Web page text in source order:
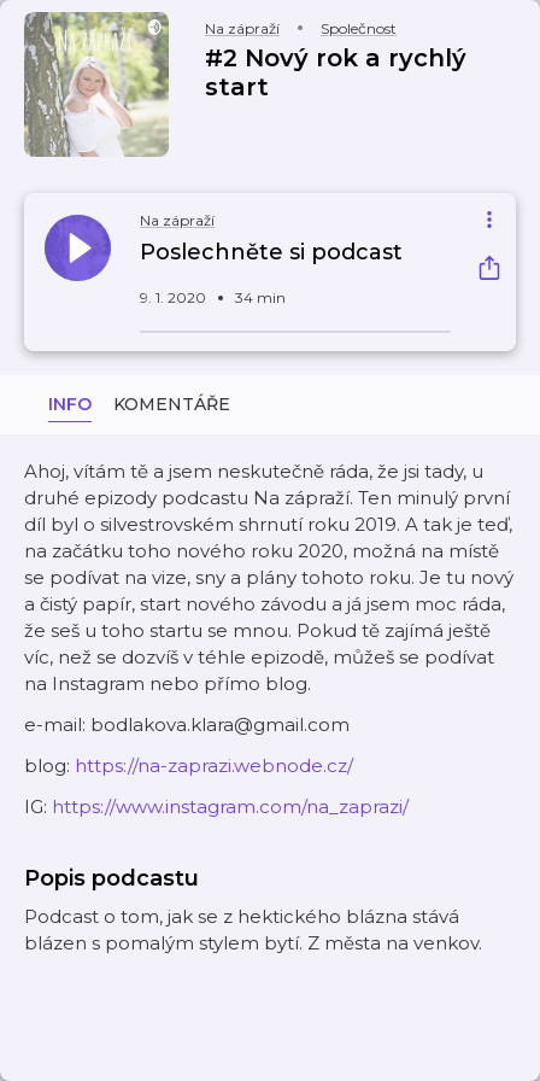
Na zápraží Společnost
#2 Nový rok a rychlý
start
Na zápraží
Poslechněte si podcast
9. 1. 2020 34 min
INFO KOMENTÁŘE
Ahoj, vítám tě a jsem neskutečně ráda, že jsi tady, u
druhé epizody podcastu Na zápraží. Ten minulý první
díl byl o silvestrovském shrnutí roku 2019. A tak je teď,
na začátku toho nového roku 2020, možná na místě
se podívat na vize, sny a plány tohoto roku. Je tu nový
a čistý papír, start nového závodu a já jsem moc ráda,
že seš u toho startu se mnou. Pokud tě zajímá ještě
víc, než se dozvíš v téhle epizodě, můžeš se podívat
na Instagram nebo přímo blog.
e-mail: bodlakova.klara@gmail.com
blog: https://na-zaprazi.webnode.cz/
IG: https://www.instagram.com/na_zaprazi/
Popis podcastu
Podcast o tom, jak se z hektického blázna stává
blázen s pomalým stylem bytí. Z města na venkov.